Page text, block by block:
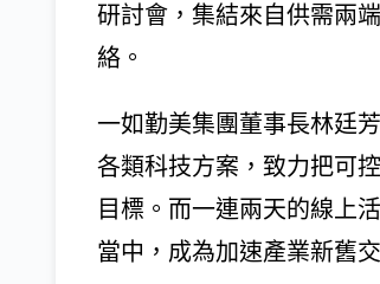
研討會，集結來自供需兩
絡。
一如勤美集團董事長林廷
各類科技方案，致力把可
目標。而一連兩天的線上
當中，成為加速產業新舊